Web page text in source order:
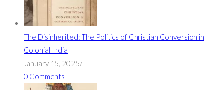
The Disinherited: The Politics of Christian Conversion in
Colonial India
January 15, 2025/
0 Comments